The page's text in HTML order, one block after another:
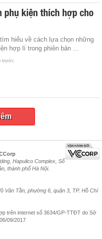
phụ kiện thích hợp cho
hiểu về cách lựa chọn những
hợp lí trong phiên bản ...
trước
Hapulico Complex, Số
thành phố Hà Nội.
Văn Tần, phường 6, quận 3, TP. Hồ Chí
trên internet số 3634/GP-TTĐT do Sở
09/2017